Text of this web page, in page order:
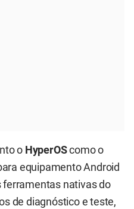
o HyperOScomo o
equipamento Android
nativas do
de diagnóstico e teste,